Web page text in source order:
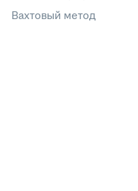
Вахтовый метод